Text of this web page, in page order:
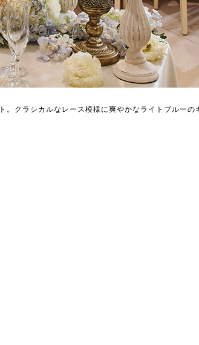
。クラシカルなレース模様に爽やかなライトブルーの